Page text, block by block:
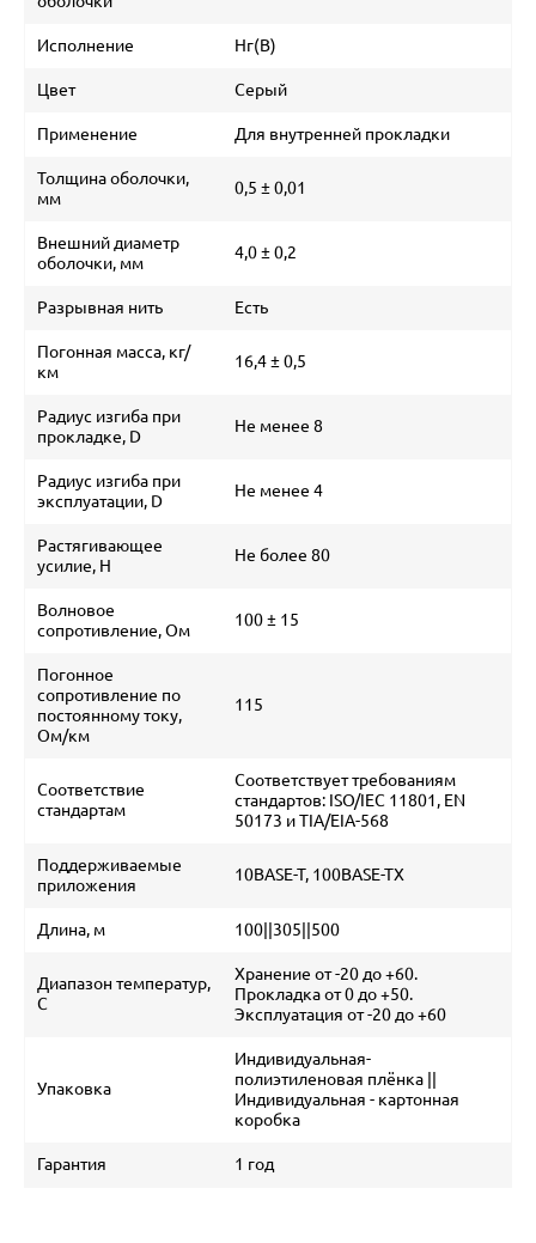
Исполнение Нг(В)
Цвет Серый
Применение Для внутренней прокладки
Толщина оболочки,
мм
0,5 ± 0,01
Внешний диаметр
оболочки, мм
4,0 ± 0,2
Разрывная нить Есть
Погонная масса, кг/
км
16,4 ± 0,5
Радиус изгиба при
прокладке, D
Не менее 8
Радиус изгиба при
эксплуатации, D
Не менее 4
Растягивающее
усилие, H
Не более 80
Волновое
сопротивление, Ом
100 ± 15
Погонное
сопротивление по
постоянному току,
Ом/км
115
Соответствие
стандартам
Соответствует требованиям
стандартов: ISO/IEC 11801, EN
50173 и TIA/EIA-568
Поддерживаемые
приложения
10BASE-T, 100BASE-TX
Длина, м 100||305||500
Диапазон температур,
С
Хранение от -20 до +60.
Прокладка от 0 до +50.
Эксплуатация от -20 до +60
Упаковка
Индивидуальная-
полиэтиленовая плёнка ||
Индивидуальная - картонная
коробка
Гарантия 1 год